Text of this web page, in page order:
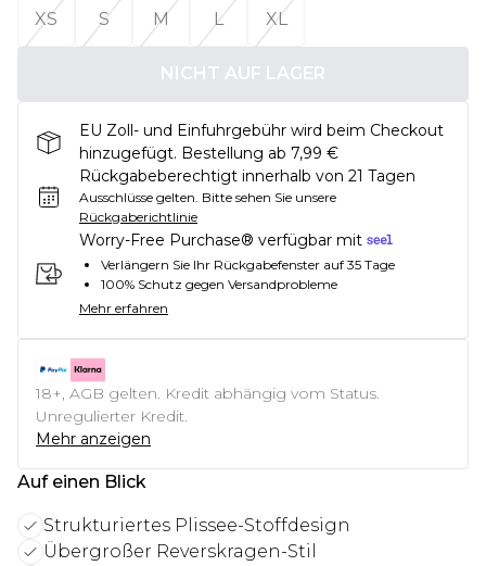
XS
S M L XL
NICHT AUF LAGER
EU Zoll- und Einfuhrgebühr wird beim Checkout
hinzugefügt. Bestellung ab 7,99 €
Rückgabeberechtigt innerhalb von 21 Tagen
Ausschlüsse gelten. Bitte sehen Sie unsere
Rückgaberichtlinie
Worry-Free Purchase® verfügbar mit
Verlängern Sie Ihr Rückgabefenster auf 35 Tage
100% Schutz gegen Versandprobleme
Mehr erfahren
18+, AGB gelten. Kredit abhängig vom Status.
Unregulierter Kredit.
Mehr anzeigen
Auf einen Blick
Strukturiertes Plissee-Stoffdesign
Übergroßer Reverskragen-Stil